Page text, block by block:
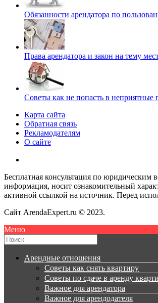
Обязанности арендатора по
Права арендатора и закон на тему
Советы как не попасть в неприятные
Карта сайта
Обратная связь
Рекламодателям
О сайте
Бесплатная консультация по
информация, носит ознакомительный
активной ссылкой на источник. Перед
Сайт ArendaExpert.ru © 2023.
Меню
Арендные отношения
Советы как снять квартиру
Советы по сдаче в аренду
Важное для арендатора
Важное для арендодателя